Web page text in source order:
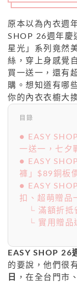
原本以為內衣週
SHOP 26週年慶
星光」系列竟然
絲，穿上身感覺
買一送一，還有
購。想知道有哪
你的內衣衣櫥大
目錄
● EASY
一送一，七夕
● EASY
褲」$89銅板
● EASY
扣、超萌贈品
└ 滿額折抵
└ 實用贈品
EASY SHOP 26
的要說，他們很
日
，在全台門市